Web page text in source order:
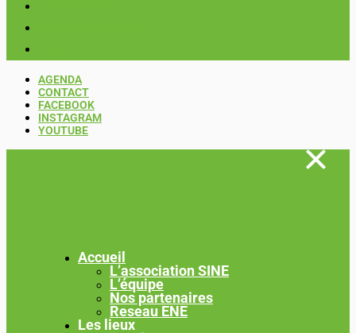
AGENDA
CONTACT
FACEBOOK
INSTAGRAM
YOUTUBE
Accueil
L’association SINE
L’équipe
Nos partenaires
Reseau ENE
Les lieux